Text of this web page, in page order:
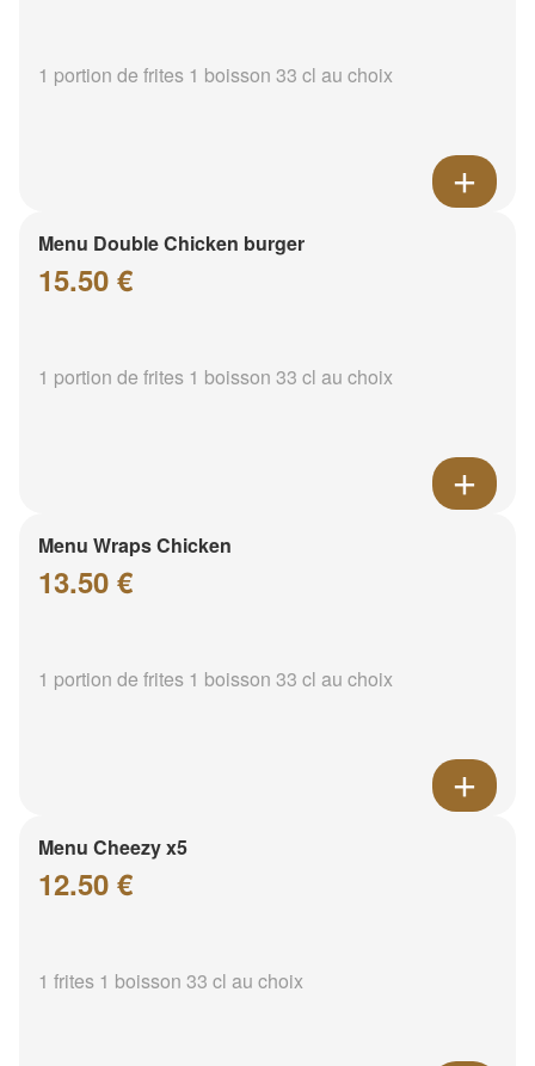
1 portion de frites 1 boisson 33 cl au choix
Menu Double Chicken burger
15.50 €
1 portion de frites 1 boisson 33 cl au choix
Menu Wraps Chicken
13.50 €
1 portion de frites 1 boisson 33 cl au choix
Menu Cheezy x5
12.50 €
1 frites 1 boisson 33 cl au choix